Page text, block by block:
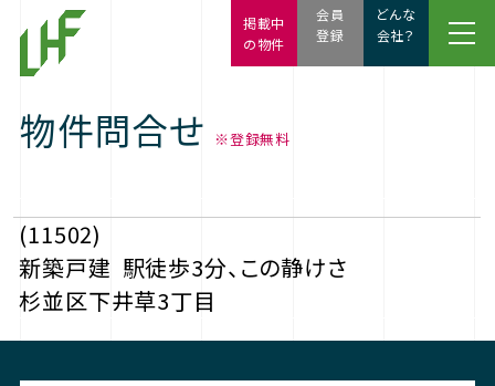
物件問合せ ※登録無料
(11502)
新築戸建 駅徒歩3分、この静けさ
杉並区下井草3丁目
会員
登録
どんな
会社？
掲載中
の物件